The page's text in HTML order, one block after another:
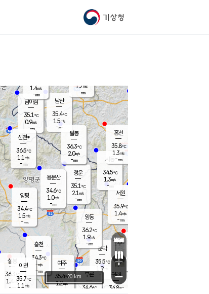
기상청
문막
35.5℃
1.9m/s
mm
남이섬
35.1℃
0.9m/s
-mm
부론
34.6℃
남산
35.4℃
1.5m/s
-mm
청운
35.1℃
2.1 m/s
-mm
팔봉
36.3℃
2.0m/s
-mm
여주
35.4℃
1.2m/s
양동
36.2℃
1.9m/s
-mm
1.4m/s
-mm
신천*
36.5℃
1.1 m/s
-mm
흥천
34.3℃
-m/s
-mm
설봉
36.3
1.4 m/s
- mm
시동
34.5℃
1.3m/s
- mm
귀래
34.8℃
서원
35.9℃
1.4m/s
-mm
용문산
34.6℃
1.0m/s
-mm
홍천
35.8℃
1.3m/s
-mm
이천
35.7℃
1.1 m/s
양평
34.4℃
1.5m/s
-mm
1.2m/s
-mm
+
−
20 km